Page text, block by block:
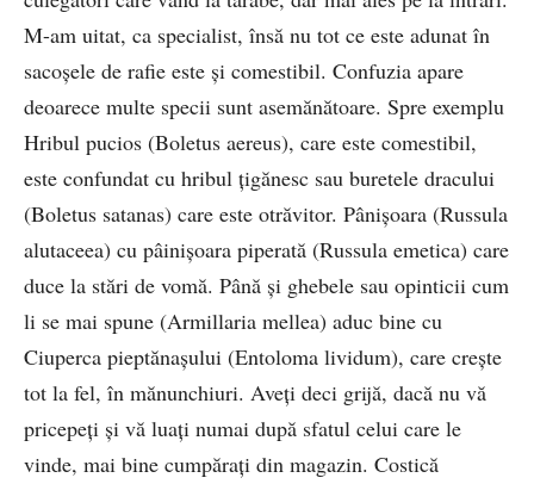
M-am uitat, ca specialist, însă nu tot ce este adunat în
sacoșele de rafie este și comestibil. Confuzia apare
deoarece multe specii sunt asemănătoare. Spre exemplu
Hribul pucios (Boletus aereus), care este comestibil,
este confundat cu hribul țigănesc sau buretele dracului
(Boletus satanas) care este otrăvitor. Pânișoara (Russula
alutaceea) cu pâinișoara piperată (Russula emetica) care
duce la stări de vomă. Până și ghebele sau opinticii cum
li se mai spune (Armillaria mellea) aduc bine cu
Ciuperca pieptănașului (Entoloma lividum), care crește
tot la fel, în mănunchiuri. Aveți deci grijă, dacă nu vă
pricepeți și vă luați numai după sfatul celui care le
vinde, mai bine cumpărați din magazin. Costică